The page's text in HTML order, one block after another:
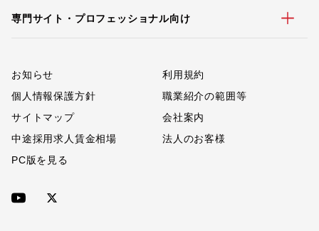
専門サイト・プロフェッショナル向け
お知らせ
利用規約
個人情報保護方針
職業紹介の範囲等
サイトマップ
会社案内
中途採用求人賃金相場
法人のお客様
PC版を見る